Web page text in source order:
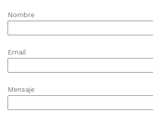
Nombre
Email
Mensaje